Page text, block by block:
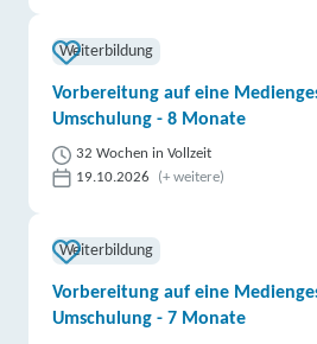
Weiterbildung
Vorbereitung auf eine
Umschulung - 8 Monate
32 Wochen in Vollzeit
19.10.2026
(+ weitere)
Weiterbildung
Vorbereitung auf eine
Umschulung - 7 Monate